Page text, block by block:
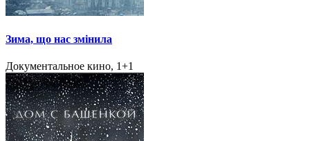
Зима, що нас змінила
Документальное кино, 1+1